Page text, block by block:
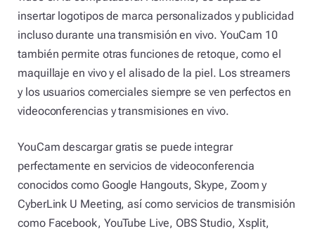
insertar logotipos de marca personalizados y publicidad
incluso durante una transmisión en vivo. YouCam 10
también permite otras funciones de retoque, como el
maquillaje en vivo y el alisado de la piel. Los streamers
y los usuarios comerciales siempre se ven perfectos en
videoconferencias y transmisiones en vivo.
YouCam descargar gratis se puede integrar
perfectamente en servicios de videoconferencia
conocidos como Google Hangouts, Skype, Zoom y
CyberLink U Meeting, así como servicios de transmisión
como Facebook, YouTube Live, OBS Studio, Xsplit,